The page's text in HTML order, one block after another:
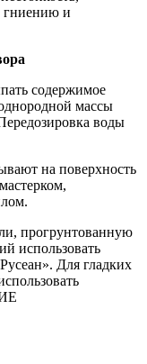
гниению и
содержимое
массы
воды
на поверхность
прогрунтованную
использовать
Для гладких